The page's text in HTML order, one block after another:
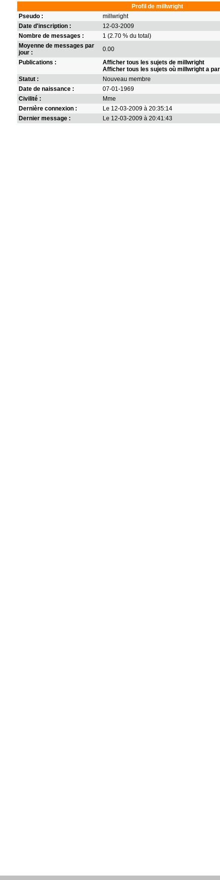
Profil de millwright
Pseudo :
millwright
Date d'inscription :
12-03-2009
Nombre de messages :
1 (2.70 % du total)
Moyenne de messages par
jour :
0.00
Publications :
Afficher tous les sujets de millwright
Afficher tous les sujets où millwright a
Statut :
Nouveau membre
Date de naissance :
07-01-1969
Civilité :
Mme
Dernière connexion :
Le 12-03-2009 à 20:35:14
Dernier message :
Le 12-03-2009 à 20:41:43